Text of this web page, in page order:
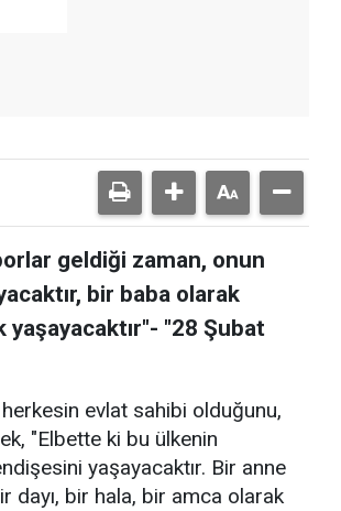
geldiği zaman, onun
bir baba olarak
yaşayacaktır"- "28 Şubat
herkesin evlat sahibi olduğunu,
"Elbette ki bu ülkenin
yaşayacaktır. Bir anne
dayı, bir hala, bir amca olarak